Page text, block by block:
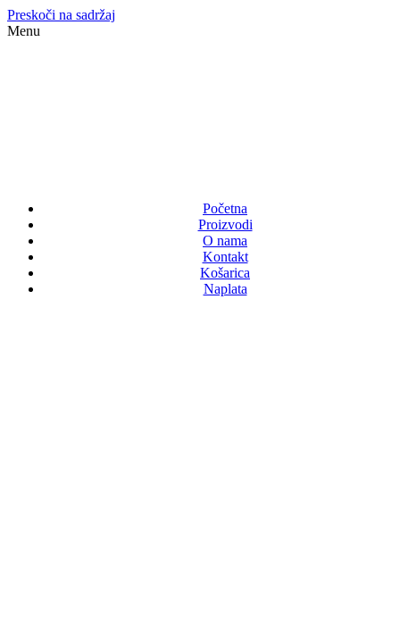
Preskoči na sadržaj
Menu
Početna
Proizvodi
O nama
Kontakt
Košarica
Naplata